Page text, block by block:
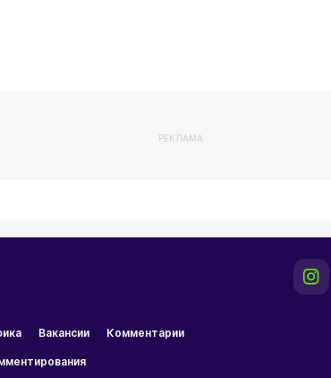
РЕКЛАМА
Вакансии Комментарии